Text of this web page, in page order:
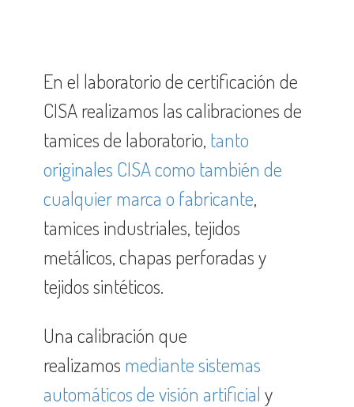
En el laboratorio de certificación de
CISA realizamos las calibraciones de
tamices de laboratorio, tanto
originales CISA como también de
cualquier marca o fabricante,
tamices industriales, tejidos
metálicos, chapas perforadas y
tejidos sintéticos.
Una calibración que
realizamos mediante sistemas
automáticos de visión artificial y